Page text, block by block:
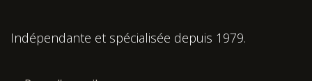
Indépendante et spécialisée depuis 1979.